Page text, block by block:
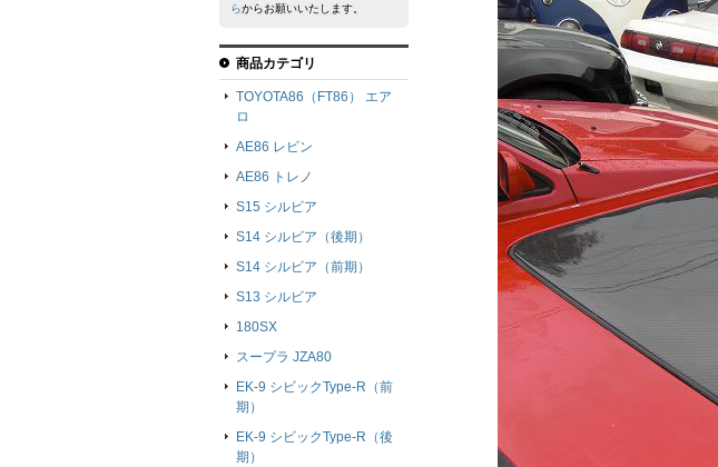
らからお願いいたします。
商品カテゴリ
TOYOTA86（FT86） エア
ロ
AE86 レビン
AE86 トレノ
S15 シルビア
S14 シルビア（後期）
S14 シルビア（前期）
S13 シルビア
180SX
スープラ JZA80
EK-9 シビックType-R（前
期）
EK-9 シビックType-R（後
期）